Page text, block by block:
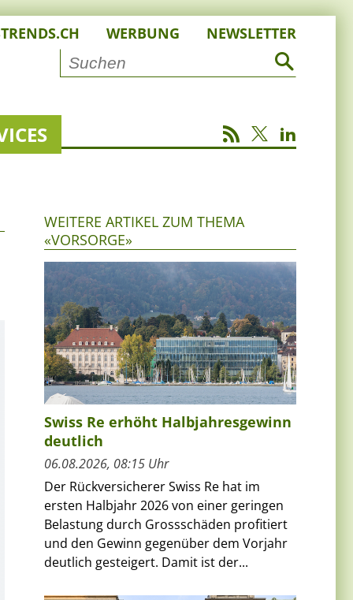
WERBUNG NEWSLETTER
WEITERE ARTIKEL ZUM THEMA
«VORSORGE»
Swiss Re erhöht Halbjahresgewinn
deutlich
06.08.2026, 08:15 Uhr
Der Rückversicherer Swiss Re hat im
ersten Halbjahr 2026 von einer geringen
Belastung durch Grossschäden profitiert
und den Gewinn gegenüber dem Vorjahr
deutlich gesteigert. Damit ist der...